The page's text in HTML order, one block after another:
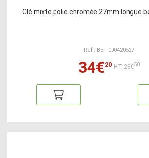
Clé mixte polie chromée 27mm longue
Ref : BET 000420527
34€20 HT:28€50